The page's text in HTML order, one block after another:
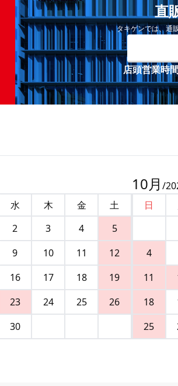
直
タキゲンでは、通
店頭営業時
水 木 金
土
2 3 4
5
9 10 11
12
16 17 18
19
23 24 25
26
30
10月 /
日
4
11
18
25